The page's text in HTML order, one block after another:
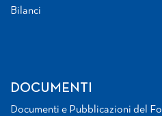
Bilanci
DOCUMENTI
Documenti e Pubblicazioni del